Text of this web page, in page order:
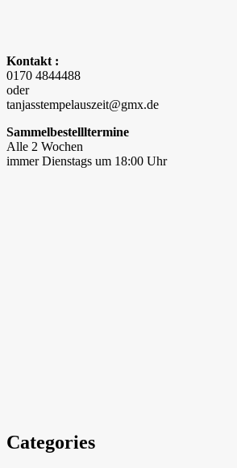
Kontakt :
0170 4844488
oder
tanjasstempelauszeit@gmx.de
Sammelbestellltermine
Alle 2 Wochen
immer Dienstags um 18:00 Uhr
Categories